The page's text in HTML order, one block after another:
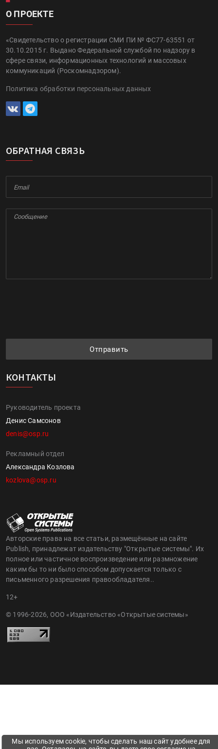
О ПРОЕКТЕ
«Свидетельство о регистрации СМИ ПИ № ФС77-63551 от
30.10.2015 г. Выдано Федеральной службой по надзору в
сфере связи, информационных технологий и массовых
коммуникаций (Роскомнадзором).
Политика обработки персональных данных
ОБРАТНАЯ СВЯЗЬ
Отправить
КОНТАКТЫ
Руководитель проекта
Денис Самсонов
denis@osp.ru
Рекламный отдел
Александра Козлова
kozlova@osp.ru
Авторские права на все статьи, размещённые на сайте
Publish, принадлежат издательству "Открытые системы". Их
полное или частичное воспроизведение или размножение
каким бы то ни было способом допускается только с
письменного разрешения правообладателя..
12+
© 1996-2026, ООО «Издательство «Открытые системы»
Мы используем cookie, чтобы сделать наш сайт удобнее для